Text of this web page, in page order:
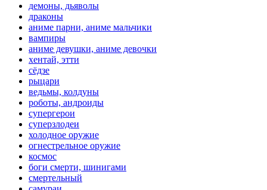
демоны, дьяволы
драконы
аниме парни, аниме мальчики
вампиры
аниме девушки, аниме девочки
хентай, этти
сёдзе
рыцари
ведьмы, колдуны
роботы, андроиды
супергерои
суперзлодеи
холодное оружие
огнестрельное оружие
космос
боги смерти, шинигами
смертельный